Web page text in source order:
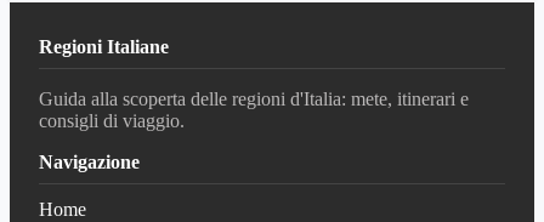
Regioni Italiane
Guida alla scoperta delle regioni d'Italia: mete, itinerari e
consigli di viaggio.
Navigazione
Home